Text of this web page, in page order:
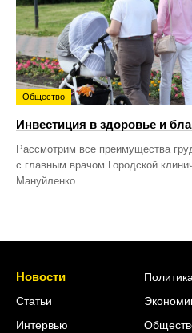
Общество
Инвестиция в здоровье и
Рассмотрим все преимущества
с главным врачом Городской
Мануйленко.
Новости
Статьи
Интервью